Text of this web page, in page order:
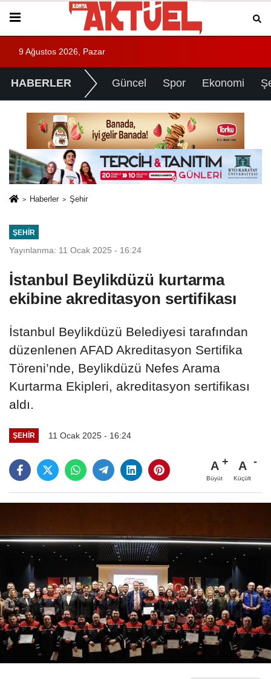
9 Ağustos 2026, Pazar
HABERLER Güncel Spor Ekonomi
Haberler Şehir
ŞEHIR
Yayınlanma: 11 Ocak 2025 - 16:24
İstanbul Beylikdüzü kurtarma
ekibine akreditasyon sertifikası
İstanbul Beylikdüzü Belediyesi tarafından
düzenlenen AFAD Akreditasyon Sertifika
Töreni’nde, Beylikdüzü Nefes Arama
Kurtarma Ekipleri, akreditasyon sertifikası
aldı.
ŞEHIR 11 Ocak 2025 - 16:24
A
Büyüt
A
Küçült